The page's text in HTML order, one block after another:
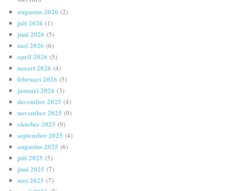
augustus 2026 (2)
juli 2026 (1)
juni 2026 (5)
mei 2026 (6)
april 2026 (5)
maart 2026 (4)
februari 2026 (5)
januari 2026 (3)
december 2025 (4)
november 2025 (9)
oktober 2025 (9)
september 2025 (4)
augustus 2025 (6)
juli 2025 (5)
juni 2025 (7)
mei 2025 (7)